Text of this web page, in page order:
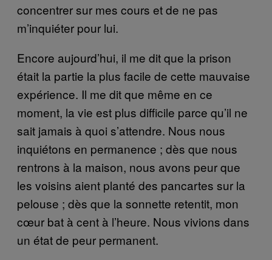
concentrer sur mes cours et de ne pas
m’inquiéter pour lui.
Encore aujourd’hui, il me dit que la prison
était la partie la plus facile de cette mauvaise
expérience. Il me dit que même en ce
moment, la vie est plus difficile parce qu’il ne
sait jamais à quoi s’attendre. Nous nous
inquiétons en permanence ; dès que nous
rentrons à la maison, nous avons peur que
les voisins aient planté des pancartes sur la
pelouse ; dès que la sonnette retentit, mon
cœur bat à cent à l’heure. Nous vivions dans
un état de peur permanent.